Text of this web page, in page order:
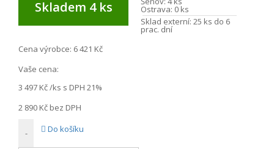
Skladem 4 ks Ostrava: 0 ks
Sklad externí: 25 ks do 6
prac. dní
Cena výrobce: 6 421 Kč
Vaše cena:
3 497 Kč/ks s DPH 21%
2 890 Kč bez DPH
- Do košíku